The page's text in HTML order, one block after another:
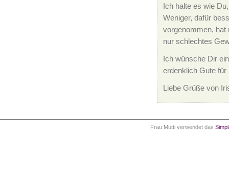
Ich halte es wie
Weniger, dafür
vorgenommen,
nur schlechtes
Ich wünsche Dir
erdenklich Gute für
Liebe Grüße von
Frau Mutti verwendet das